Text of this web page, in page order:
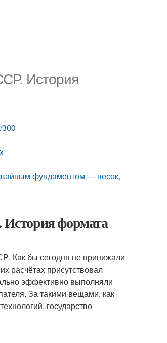
История
фундаментом — песок,
История формата
Как бы сегодня не принижали
расчётах присутствовал
эффективно выполняли
За такими вещами, как
государство